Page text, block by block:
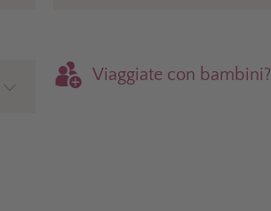
Viaggiate con bambini?